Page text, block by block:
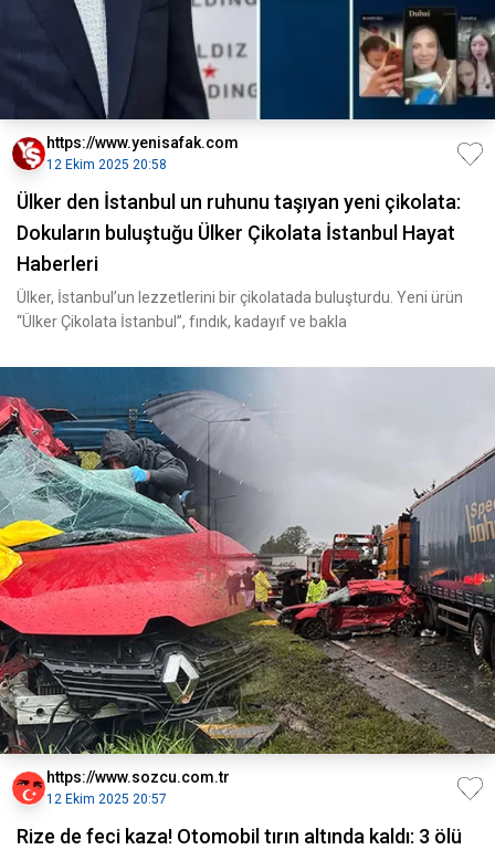
https://www.yenisafak.com
12 Ekim 2025 20:58
Ülker den İstanbul un ruhunu taşıyan yeni çikolata:
Dokuların buluştuğu Ülker Çikolata İstanbul Hayat
Haberleri
Ülker, İstanbul’un lezzetlerini bir çikolatada buluşturdu. Yeni ürün
“Ülker Çikolata İstanbul”, fındık, kadayıf ve bakla
https://www.sozcu.com.tr
12 Ekim 2025 20:57
Rize de feci kaza! Otomobil tırın altında kaldı: 3 ölü